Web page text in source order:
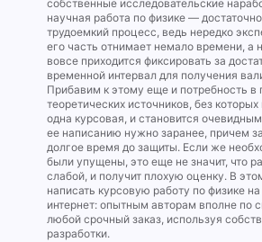
собственные исследовательские
научная работа по физике —
трудоемкий процесс, ведь нередко
его часть отнимает немало времени, а
вовсе приходится фиксировать за
временной интервал для получения
Прибавим к этому еще и потребность в
теоретических источников, без
одна курсовая, и становится
ее написанию нужно заранее, причем
долгое время до защиты. Если же
были упущены, это еще не значит, что
слабой, и получит плохую оценку. В
написать курсовую работу по физике на
интернет: опытным авторам вполне по
любой срочный заказ, используя
разработки.